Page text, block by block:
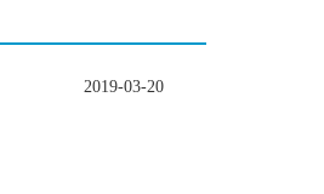
2019-03-20